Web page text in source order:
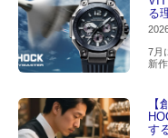
る
7月
新
す